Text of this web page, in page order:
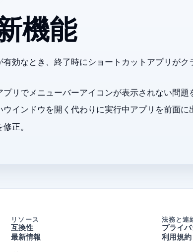
の新機能
果が有効なとき、終了時にショートカットアプリ
プリでメニューバーアイコンが表示されない問題
インドウを開く代わりに実行中アプリを前面に出す
知を修正。
リソース
互換性
最新情報
法務と連
プライ
利用規約